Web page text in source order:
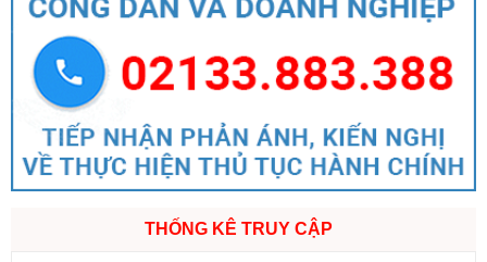
THỐNG KÊ TRUY CẬP